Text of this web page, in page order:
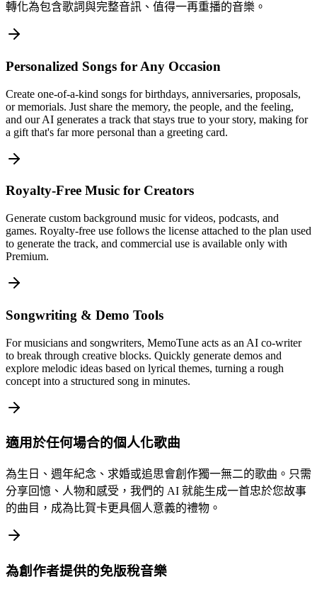
轉化為包含歌詞與完整音訊、值得一再重播的音樂。
Personalized Songs for Any Occasion
Create one-of-a-kind songs for birthdays, anniversaries, proposals,
or memorials. Just share the memory, the people, and the feeling,
and our AI generates a track that stays true to your story, making for
a gift that's far more personal than a greeting card.
Royalty-Free Music for Creators
Generate custom background music for videos, podcasts, and
games. Royalty-free use follows the license attached to the plan used
to generate the track, and commercial use is available only with
Premium.
Songwriting & Demo Tools
For musicians and songwriters, MemoTune acts as an AI co-writer
to break through creative blocks. Quickly generate demos and
explore melodic ideas based on lyrical themes, turning a rough
concept into a structured song in minutes.
適用於任何場合的個人化歌曲
為生日、週年紀念、求婚或追思會創作獨一無二的歌曲。只需
分享回憶、人物和感受，我們的 AI 就能生成一首忠於您故事
的曲目，成為比賀卡更具個人意義的禮物。
為創作者提供的免版稅音樂